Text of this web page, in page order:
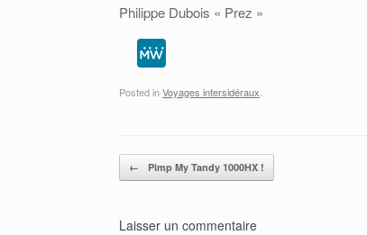
Philippe Dubois « Prez »
e
W
Posted inVoyages intersidéraux
Post navigation
← Pimp My Tandy 1000HX !
Laisser un commentaire